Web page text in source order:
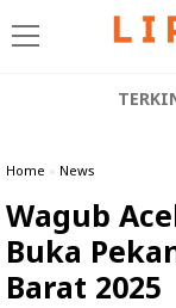
Home » News
Wagub
Buka
Barat 2025